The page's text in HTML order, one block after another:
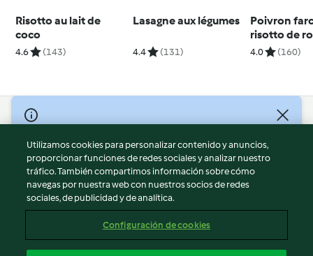
Risotto au lait de
coco
4.6 (143)
Lasagne aux légumes
4.4 (131)
Poivron
risotto de
4.0 (160)
© Copyright 2026
Términos de uso
Política de privacidad
Aviso legal
Información legal
Reportar contenido
Utilizamos cookies para personalizar contenido y anuncios,
proporcionar funciones de redes sociales y analizar nuestro
tráfico. También compartimos información sobre cómo
navegas por nuestra web con nuestros socios de redes
sociales, de publicidad y de analítica.
Configuración de cookies